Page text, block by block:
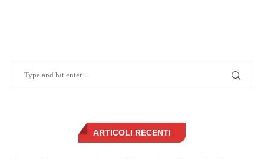
ARTICOLI RECENTI